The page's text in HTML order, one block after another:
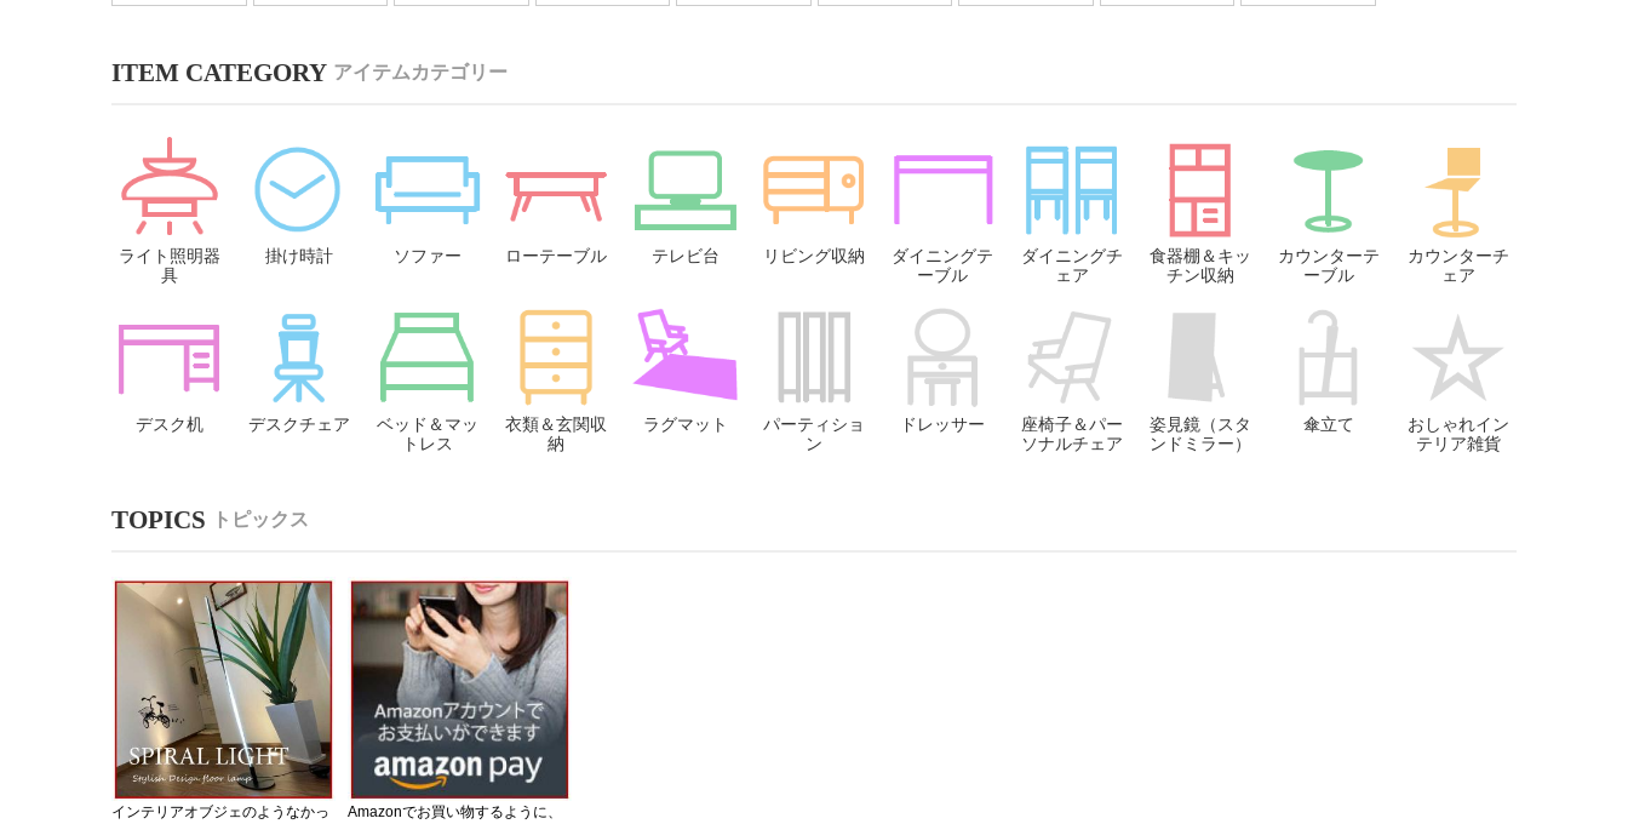
アイテムカテゴリー
ライト照明器
具
掛け時計 ソファー ローテーブル テレビ台 リビング収納
ダイニングテ
ーブル
ダイニングチ
ェア
食器棚＆キッ
チン収納
カウンターテ
ーブル
カウンターチ
ェア
デスク机 デスクチェア
ベッド＆マッ
トレス
衣類＆玄関収
納
ラグマット
パーティショ
ン
ドレッサー
座椅子＆パー
ソナルチェア
姿見鏡（スタ
ンドミラー）
傘立て
おしゃれイン
テリア雑貨
トピックス
インテリアオブジェのようなかっ Amazonでお買い物するように、